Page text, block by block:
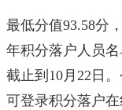
最低分值93.58分
年积分落户人员
截止到10月22日
可登录积分落户